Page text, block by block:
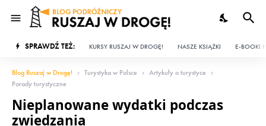
SPRAWDŹ TEŻ: KURSY RUSZAJ W DROGĘ! NASZE KSIĄŻKI E-BOOKI
Blog Ruszaj w Drogę! Turystyka w Polsce
Artykuły o turystyce
Porady turystyczne
Nieplanowane wydatki podczas
zwiedzania